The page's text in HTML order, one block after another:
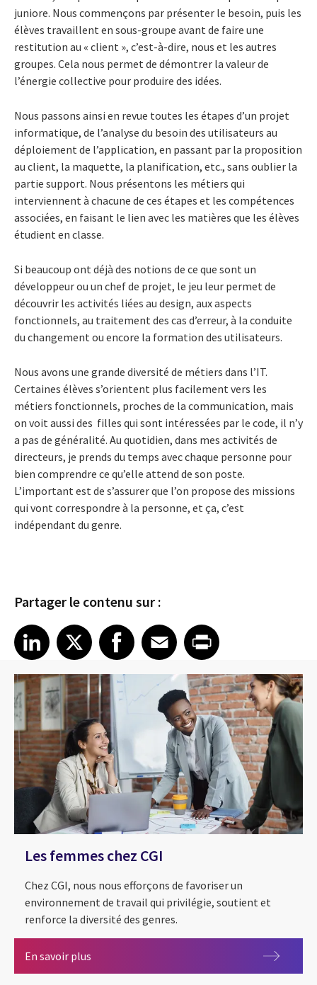
juniore. Nous commençons par présenter le besoin, puis les
élèves travaillent en sous-groupe avant de faire une
restitution au « client », c’est-à-dire, nous et les autres
groupes. Cela nous permet de démontrer la valeur de
l’énergie collective pour produire des idées.
Nous passons ainsi en revue toutes les étapes d’un projet
informatique, de l’analyse du besoin des utilisateurs au
déploiement de l’application, en passant par la proposition
au client, la maquette, la planification, etc., sans oublier la
partie support. Nous présentons les métiers qui
interviennent à chacune de ces étapes et les compétences
associées, en faisant le lien avec les matières que les élèves
étudient en classe.
Si beaucoup ont déjà des notions de ce que sont un
développeur ou un chef de projet, le jeu leur permet de
découvrir les activités liées au design, aux aspects
fonctionnels, au traitement des cas d’erreur, à la conduite
du changement ou encore la formation des utilisateurs.
Nous avons une grande diversité de métiers dans l’IT.
Certaines élèves s’orientent plus facilement vers les
métiers fonctionnels, proches de la communication, mais
on voit aussi des filles qui sont intéressées par le code, il n’y
a pas de généralité. Au quotidien, dans mes activités de
directeurs, je prends du temps avec chaque personne pour
bien comprendre ce qu’elle attend de son poste.
L’important est de s’assurer que l’on propose des missions
qui vont correspondre à la personne, et ça, c’est
indépendant du genre.
Partager le contenu sur :
Share article on LinkedIn
LinkedIn
Share article on XShare article on Facebook
Facebook
Share article on Email
EmailShare article on Print
Les femmes chez CGI
Chez CGI, nous nous efforçons de favoriser un
environnement de travail qui privilégie, soutient et
renforce la diversité des genres.
En savoir plus